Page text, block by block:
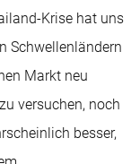
Krise hat uns
Schwellenländern
Markt neu
versuchen, noch
besser,